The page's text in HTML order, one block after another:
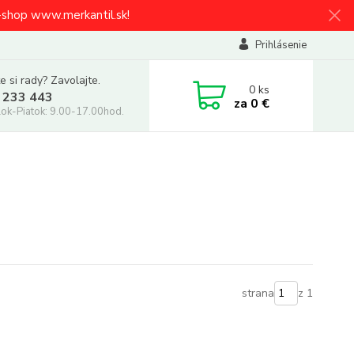
www.merkantil.sk!
Prihlásenie
si rady? Zavolajte.
443
Piatok: 9.00-17.00hod.
0ks
za 0 €
strana z 1